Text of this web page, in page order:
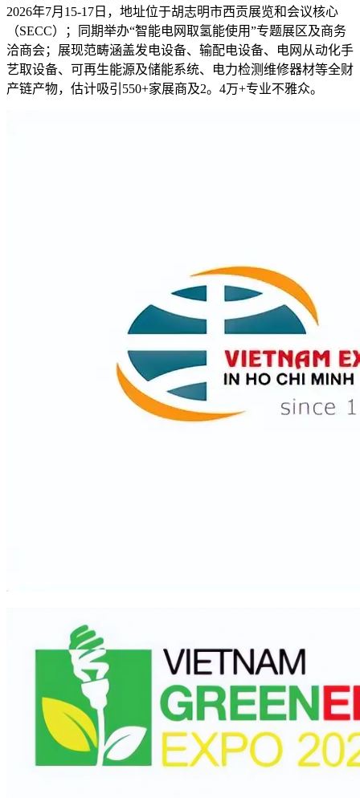
2026年7月15-17日，地址位于胡志明市西贡展览和会议核心
（SECC）；同期举办“智能电网取氢能使用”专题展区及商务
洽商会；展现范畴涵盖发电设备、输配电设备、电网从动化手
艺取设备、可再生能源及储能系统、电力检测维修器材等全财
产链产物，估计吸引550+家展商及2。4万+专业不雅众。